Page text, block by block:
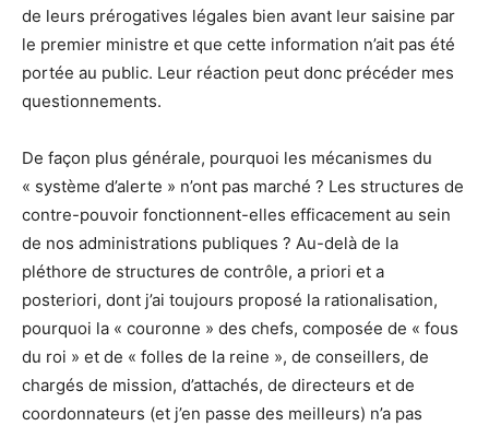
de leurs prérogatives légales bien avant leur saisine par
le premier ministre et que cette information n’ait pas été
portée au public. Leur réaction peut donc précéder mes
questionnements.
De façon plus générale, pourquoi les mécanismes du
« système d’alerte » n’ont pas marché ? Les structures de
contre-pouvoir fonctionnent-elles efficacement au sein
de nos administrations publiques ? Au-delà de la
pléthore de structures de contrôle, a priori et a
posteriori, dont j’ai toujours proposé la rationalisation,
pourquoi la « couronne » des chefs, composée de « fous
du roi » et de « folles de la reine », de conseillers, de
chargés de mission, d’attachés, de directeurs et de
coordonnateurs (et j’en passe des meilleurs) n’a pas